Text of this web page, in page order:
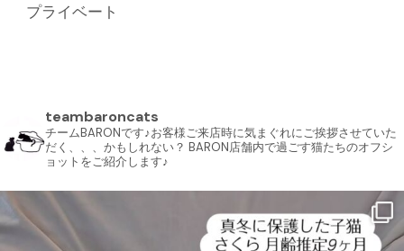
プライベート
teambaroncats
チームBARONです♪お客様ご来店時に気まぐれにご挨拶させていた
だく、、、かもしれない？ BARON店舗内で過ごす猫たちのオフシ
ョットをご紹介します♪